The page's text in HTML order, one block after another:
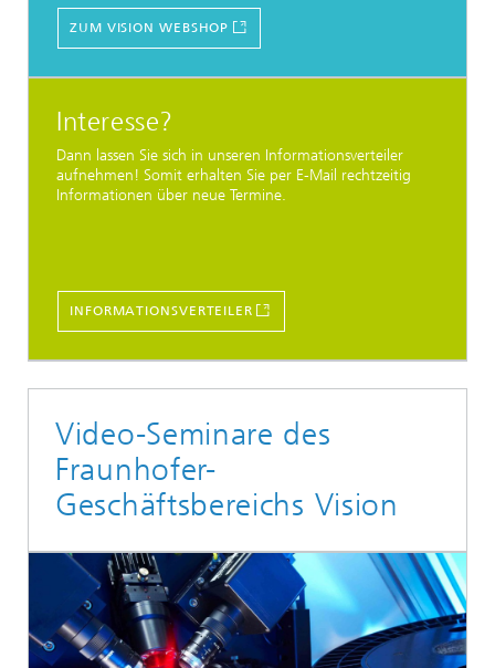
ZUM VISION WEBSHOP
Interesse?
Dann lassen Sie sich in unseren Informationsverteiler
aufnehmen! Somit erhalten Sie per E-Mail rechtzeitig
Informationen über neue Termine.
INFORMATIONSVERTEILER
Video-Seminare des
Fraunhofer-
Geschäftsbereichs Vision